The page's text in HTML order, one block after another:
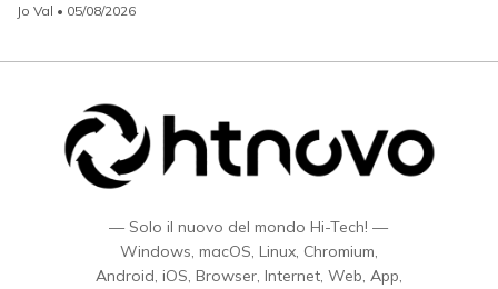
Jo Val • 05/08/2026
— Solo il nuovo del mondo Hi-Tech! —
Windows, macOS, Linux, Chromium,
Android, iOS, Browser, Internet, Web, App,